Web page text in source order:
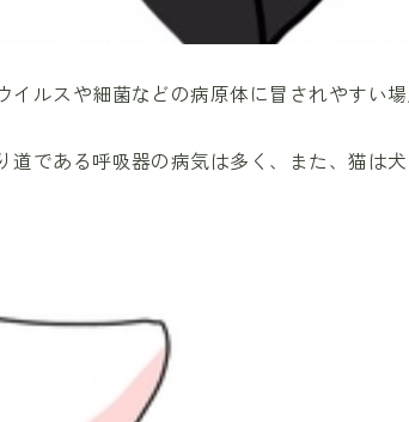
ルスや細菌などの病原体に冒されやすい場
である呼吸器の病気は多く、また、猫は